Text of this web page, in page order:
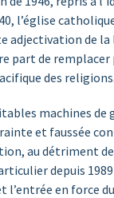
l’église
adjectivation de
part de
des religions.
machines
et faussée
au détriment
depuis 1989
en force